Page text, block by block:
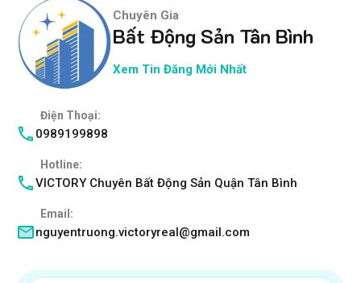
Chuyên Gia
Bất Động Sản Tân Bình
Xem Tin Đăng Mới Nhất
Điện Thoại:
0989199898
Hotline:
VICTORY Chuyên Bất Động Sản Quận Tân Bình
Email:
nguyentruong.victoryreal@gmail.com